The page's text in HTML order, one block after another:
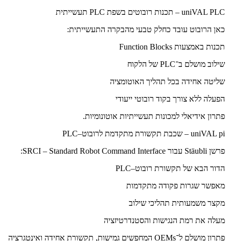
uniVAL PLC – תכנות רובוטים בשפת PLC תעשייתית
כאן הרובוט עובד כחלק טבעי מהבקרה התעשייתית:
תכנות באמצעות Function Blocks
שילוב מושלם ב־PLC של הלקוח
שליטה אחידה בכל תהליך האוטומציה
הפעלה ללא צורך בקוד רובוטי ייעודי
פתרון אידיאלי למכונות תעשייתיות אוטונומיות.
uniVAL pi – שכבת תקשורת מתקדמת לרובוט–PLC
פרשן Stäubli עבור SRCI – Standard Robot Command Interface:
הדור הבא של תקשורת רובוט–PLC
מאפשר שגרות פקודה מתקדמות
מקצר משמעותית תהליכי שילוב
מעלה את רמת הנגישות והסטנדרטיזציה
פתרון מושלם ל־OEMs המחפשים גמישות, תקשורת אחידה ואינטגרציה